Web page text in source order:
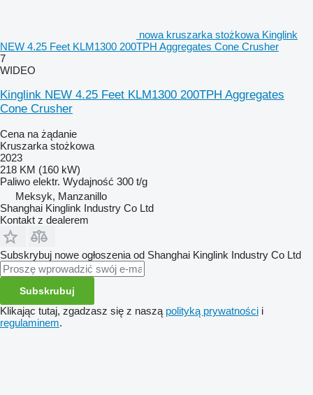
nowa kruszarka stożkowa Kinglink
NEW 4.25 Feet KLM1300 200TPH Aggregates Cone Crusher
7
WIDEO
Kinglink NEW 4.25 Feet KLM1300 200TPH Aggregates
Cone Crusher
Cena na żądanie
Kruszarka stożkowa
2023
218 KM (160 kW)
Paliwo elektr. Wydajność 300 t/g
Meksyk, Manzanillo
Shanghai Kinglink Industry Co Ltd
Kontakt z dealerem
Subskrybuj nowe ogłoszenia od Shanghai Kinglink Industry Co Ltd
Subskrubuj
Klikając tutaj, zgadzasz się z naszą polityką prywatności i
regulaminem.